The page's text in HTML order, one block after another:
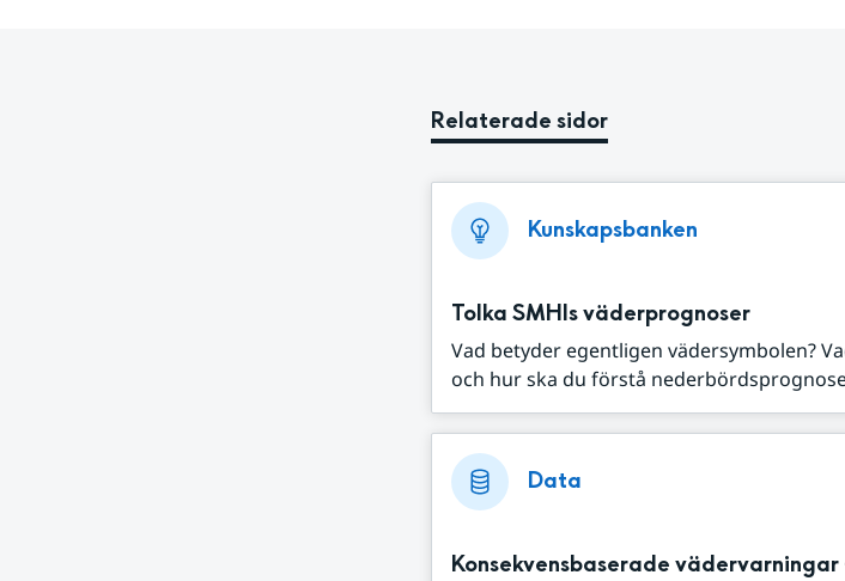
Relaterade sidor
Kunskapsbanken
Tolka SMHIs väderprognoser
Vad betyder egentligen vädersymbolen?
och hur ska du förstå
Data
Konsekvensbaserade vädervarningar